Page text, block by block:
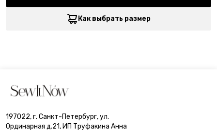
Как выбрать размер
197022, г. Санкт-Петербург, ул.
Ординарная д.21, ИП Труфакина Анна